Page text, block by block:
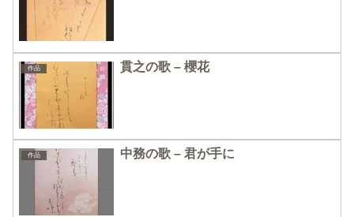
作品 貫之の歌 – 櫻花
作品 中務の歌 – 君が手に